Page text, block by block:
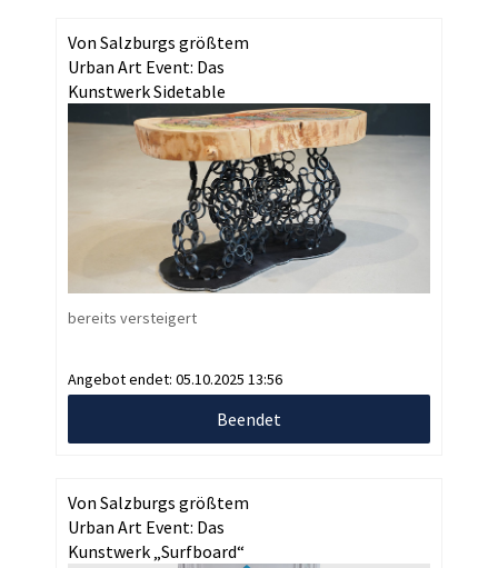
Von Salzburgs größtem
Urban Art Event: Das
Kunstwerk Sidetable
bereits versteigert
Angebot endet: 05.10.2025 13:56
Beendet
Von Salzburgs größtem
Urban Art Event: Das
Kunstwerk „Surfboard“